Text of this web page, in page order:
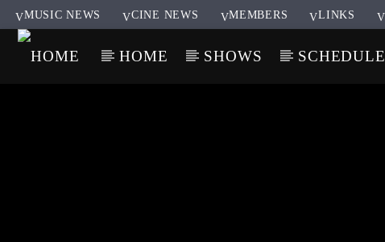
MUSIC NEWS CINE NEWS MEMBERS LINKS
HOME SHOWS SCHEDULE